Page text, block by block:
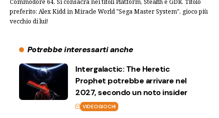
Commodore 64. Si consacra nei titoli Platform, Stealth e GDR. Titolo
preferito: Alex Kidd in Miracle World "Sega Master System", gioco più
vecchio di lui!
Potrebbe interessarti anche
Intergalactic: The Heretic
Prophet potrebbe arrivare nel
2027, secondo un noto insider
VIDEOGIOCHI